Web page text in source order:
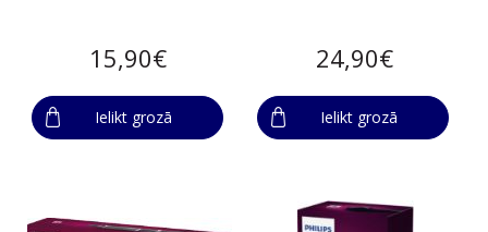
15,90€
Ielikt grozā
24,90€
Ielikt grozā